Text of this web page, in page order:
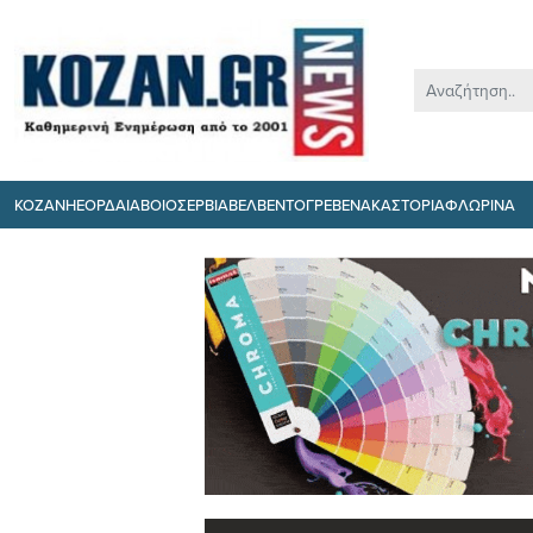
ΚΟΖΑΝΗΕΟΡΔΑΙΑΒΟΙΟΣΕΡΒΙΑΒΕΛΒΕΝΤΟΓΡΕΒΕΝΑΚΑΣΤΟΡΙΑΦΛΩΡΙΝΑ